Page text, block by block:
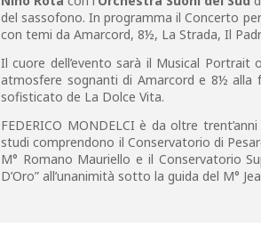
del sassofono. In programma il Concerto
con temi da Amarcord, 8½, La Strada, Il
Il cuore dell’evento sarà il Musical
atmosfere sognanti di Amarcord e 8½ alla
sofisticato de La Dolce Vita.
FEDERICO MONDELCI è da oltre
studi comprendono il Conservatorio di
M° Romano Mauriello e il Conservatorio
D’Oro” all’unanimità sotto la guida del M°